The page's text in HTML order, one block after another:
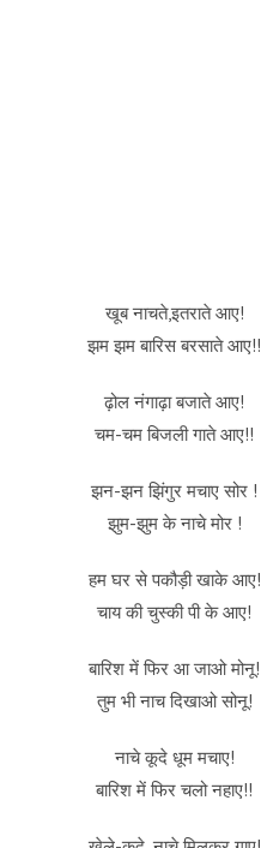
खूब नाचते,इतराते आए!
झम झम बारिस बरसाते आए!!
ढ़ोल नंगाढ़ा बजाते आए!
चम-चम बिजली गाते आए!!
झन-झन झिंगुर मचाए सोर !
झुम-झुम के नाचे मोर !
हम घर से पकौड़ी खाके आए!
चाय की चुस्की पी के आए!
बारिश में फिर आ जाओ मोनू!
तुम भी नाच दिखाओ सोनू!
नाचे कूदे धूम मचाए!
बारिश में फिर चलो नहाए!!